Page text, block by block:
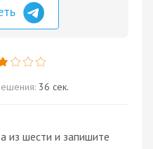
36 сек.
из шести и запишите